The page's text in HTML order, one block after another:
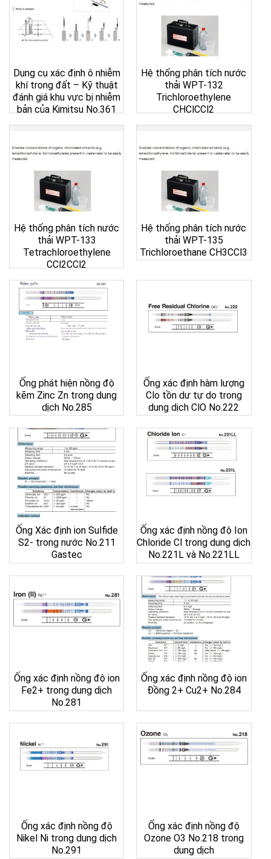
Dụng cụ xác định ô nhiễm
khí trong đất – Kỹ thuật
đánh giá khu vực bị nhiễm
bản của Kimitsu No.361
Hệ thống phân tích nước
thải WPT-132
Trichloroethylene
CHClCCl2
Hệ thống phân tích nước
thải WPT-133
Tetrachloroethylene
CCl2CCl2
Hệ thống phân tích nước
thải WPT-135
Trichloroethane CH3CCl3
Ống phát hiện nồng độ
kẽm Zinc Zn trong dung
dịch No.285
Ống xác định hàm lượng
Clo tồn dư tự do trong
dung dịch ClO No.222
Ống Xác định ion Sulfide
S2- trong nước No.211
Gastec
Ống xác định nồng độ Ion
Chloride Cl trong dung dịch
No.221L và No.221LL
Ống xác định nồng độ ion
Fe2+ trong dung dịch
No.281
Ống xác định nồng độ ion
Đồng 2+ Cu2+ No.284
Ống xác định nồng độ
Nikel Ni trong dung dịch
No.291
Ống xác định nồng độ
Ozone O3 No.218 trong
dung dịch